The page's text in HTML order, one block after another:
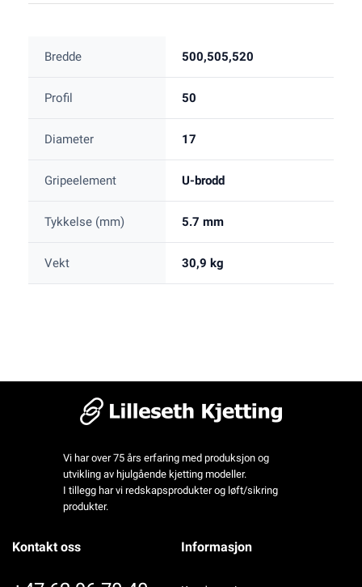
Bredde 500,505,520
Profil 50
Diameter 17
Gripeelement U-brodd
Tykkelse (mm) 5.7 mm
Vekt 30,9 kg
Vi har over 75 års erfaring med produksjon og
utvikling av hjulgående kjetting modeller.
I tillegg har vi redskapsprodukter og løft/sikring
produkter.
Kontakt oss Informasjon